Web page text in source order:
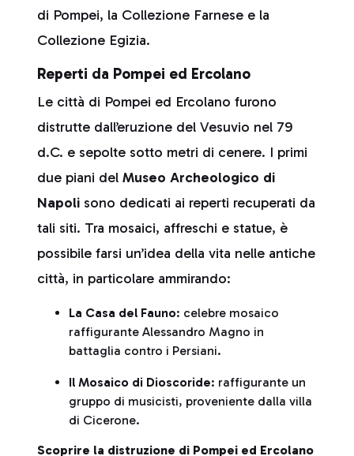
di Pompei, la Collezione Farnese e la
Collezione Egizia.
Reperti da Pompei ed Ercolano
Le città di Pompei ed Ercolano furono
distrutte dall’eruzione del Vesuvio nel 79
d.C. e sepolte sotto metri di cenere. I primi
due piani del Museo Archeologico di
Napoli sono dedicati ai reperti recuperati da
tali siti. Tra mosaici, affreschi e statue, è
possibile farsi un’idea della vita nelle antiche
città, in particolare ammirando:
La Casa del Fauno: celebre mosaico
raffigurante Alessandro Magno in
battaglia contro i Persiani.
Il Mosaico di Dioscoride: raffigurante un
gruppo di musicisti, proveniente dalla villa
di Cicerone.
Scoprire la distruzione di Pompei ed Ercolano